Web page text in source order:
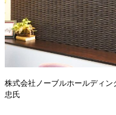
株式会社ノーブルホールディン
忠氏